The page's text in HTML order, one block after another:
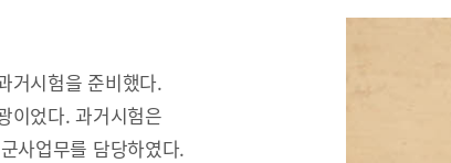
거시험을 준비했다.
이었다. 과거시험은
사업무를 담당하였다.